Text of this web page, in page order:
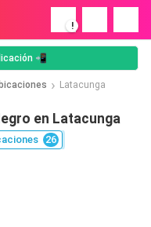
!
📲
Latacunga
en Latacunga
26